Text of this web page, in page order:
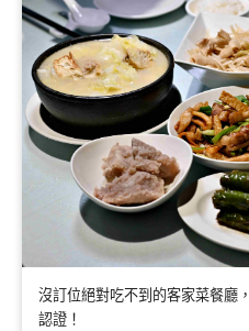
沒訂位絕對吃不到的客家菜餐廳
認證！